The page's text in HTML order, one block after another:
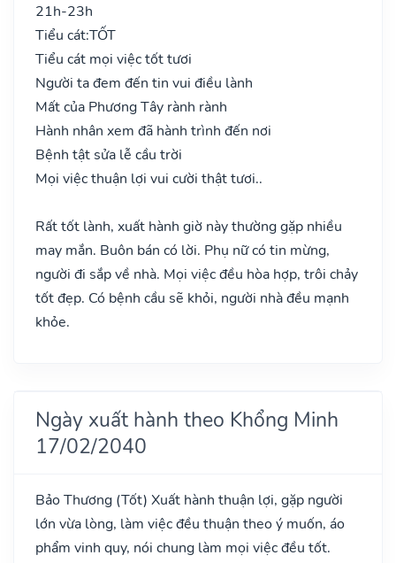
21h-23h
Tiểu cát:TỐT
Tiểu cát mọi việc tốt tươi
Người ta đem đến tin vui điều lành
Mất của Phương Tây rành rành
Hành nhân xem đã hành trình đến nơi
Bệnh tật sửa lễ cầu trời
Mọi việc thuận lợi vui cười thật tươi..
Rất tốt lành, xuất hành giờ này thường gặp nhiều
may mắn. Buôn bán có lời. Phụ nữ có tin mừng,
người đi sắp về nhà. Mọi việc đều hòa hợp, trôi chảy
tốt đẹp. Có bệnh cầu sẽ khỏi, người nhà đều mạnh
khỏe.
Ngày xuất hành theo Khổng Minh
17/02/2040
Bảo Thương (Tốt) Xuất hành thuận lợi, gặp người
lớn vừa lòng, làm việc đều thuận theo ý muốn, áo
phẩm vinh quy, nói chung làm mọi việc đều tốt.